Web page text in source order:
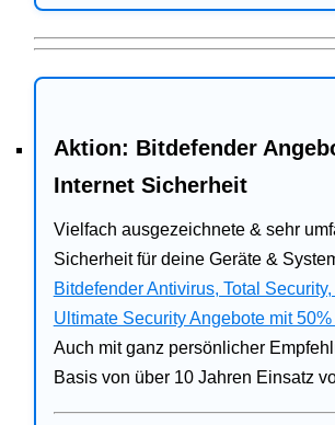
Ratgeber
Aktion: Bitdefender
Internet Sicherheit
Vielfach ausgezeichnete & sehr
Sicherheit für deine Geräte &
Bitdefender Antivirus, Total
Ultimate Security Angebote mit
Auch mit ganz persönlicher
Basis von über 10 Jahren Einsatz